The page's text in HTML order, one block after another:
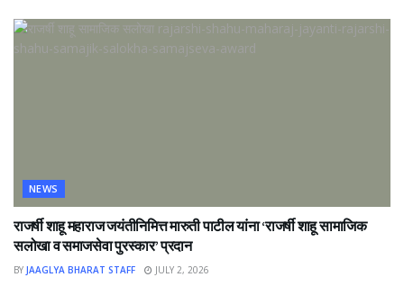
NEWS
राजर्षी शाहू महाराज जयंतीनिमित्त मारुती पाटील यांना ‘राजर्षी शाहू सामाजिक
सलोखा व समाजसेवा पुरस्कार’ प्रदान
BY JAAGLYA BHARAT STAFF JULY 2, 2026